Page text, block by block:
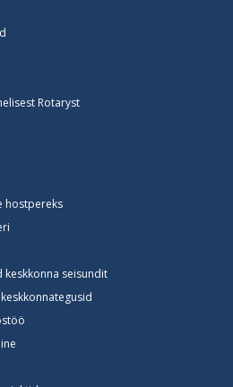
Rotaryst
hostpereks
keskkonna seisundit